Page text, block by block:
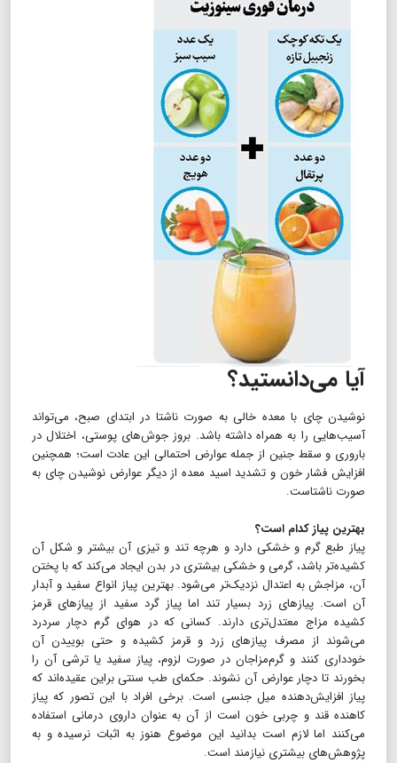
آیا می‌دانستید؟
نوشیدن چای با معده خالی به صورت ناشتا در ابتدای صبح، می‌تواند
آسیب‌هایی را به همراه داشته باشد. بروز جوش‌های پوستی، اختلال در
باروری و سقط جنین از جمله عوارض احتمالی این عادت است؛ همچنین
افزایش فشار خون و تشدید اسید معده از دیگر عوارض نوشیدن چای به
صورت ناشتاست.
بهترین پیاز کدام است؟
پیاز طبع گرم و خشکی دارد و هرچه تند و تیزی آن بیشتر و شکل آن
کشیده‌تر باشد، گرمی و خشکی بیشتری در بدن ایجاد می‌کند که با پختن
آن، مزاجش به اعتدال نزدیک‌تر می‌شود. بهترین پیاز انواع سفید و آبدار
آن است. پیازهای زرد بسیار تند اما پیاز گرد سفید از پیازهای قرمز
کشیده مزاج معتدل‌تری دارند. کسانی که در هوای گرم دچار سردرد
می‌شوند از مصرف پیازهای زرد و قرمز کشیده و حتی بوییدن آن
خودداری کنند و گرم‌مزاجان در صورت لزوم، پیاز سفید یا ترشی آن را
بخورند تا دچار عوارض آن نشوند. حکمای طب سنتی براین عقیده‌اند که
پیاز افزایش‌دهنده میل جنسی است. برخی افراد با این تصور که پیاز
کاهنده قند و چربی خون است از آن به عنوان داروی درمانی استفاده
می‌کنند اما لازم است بدانید این موضوع هنوز به اثبات نرسیده و به
پژوهش‌های بیشتری نیازمند است.